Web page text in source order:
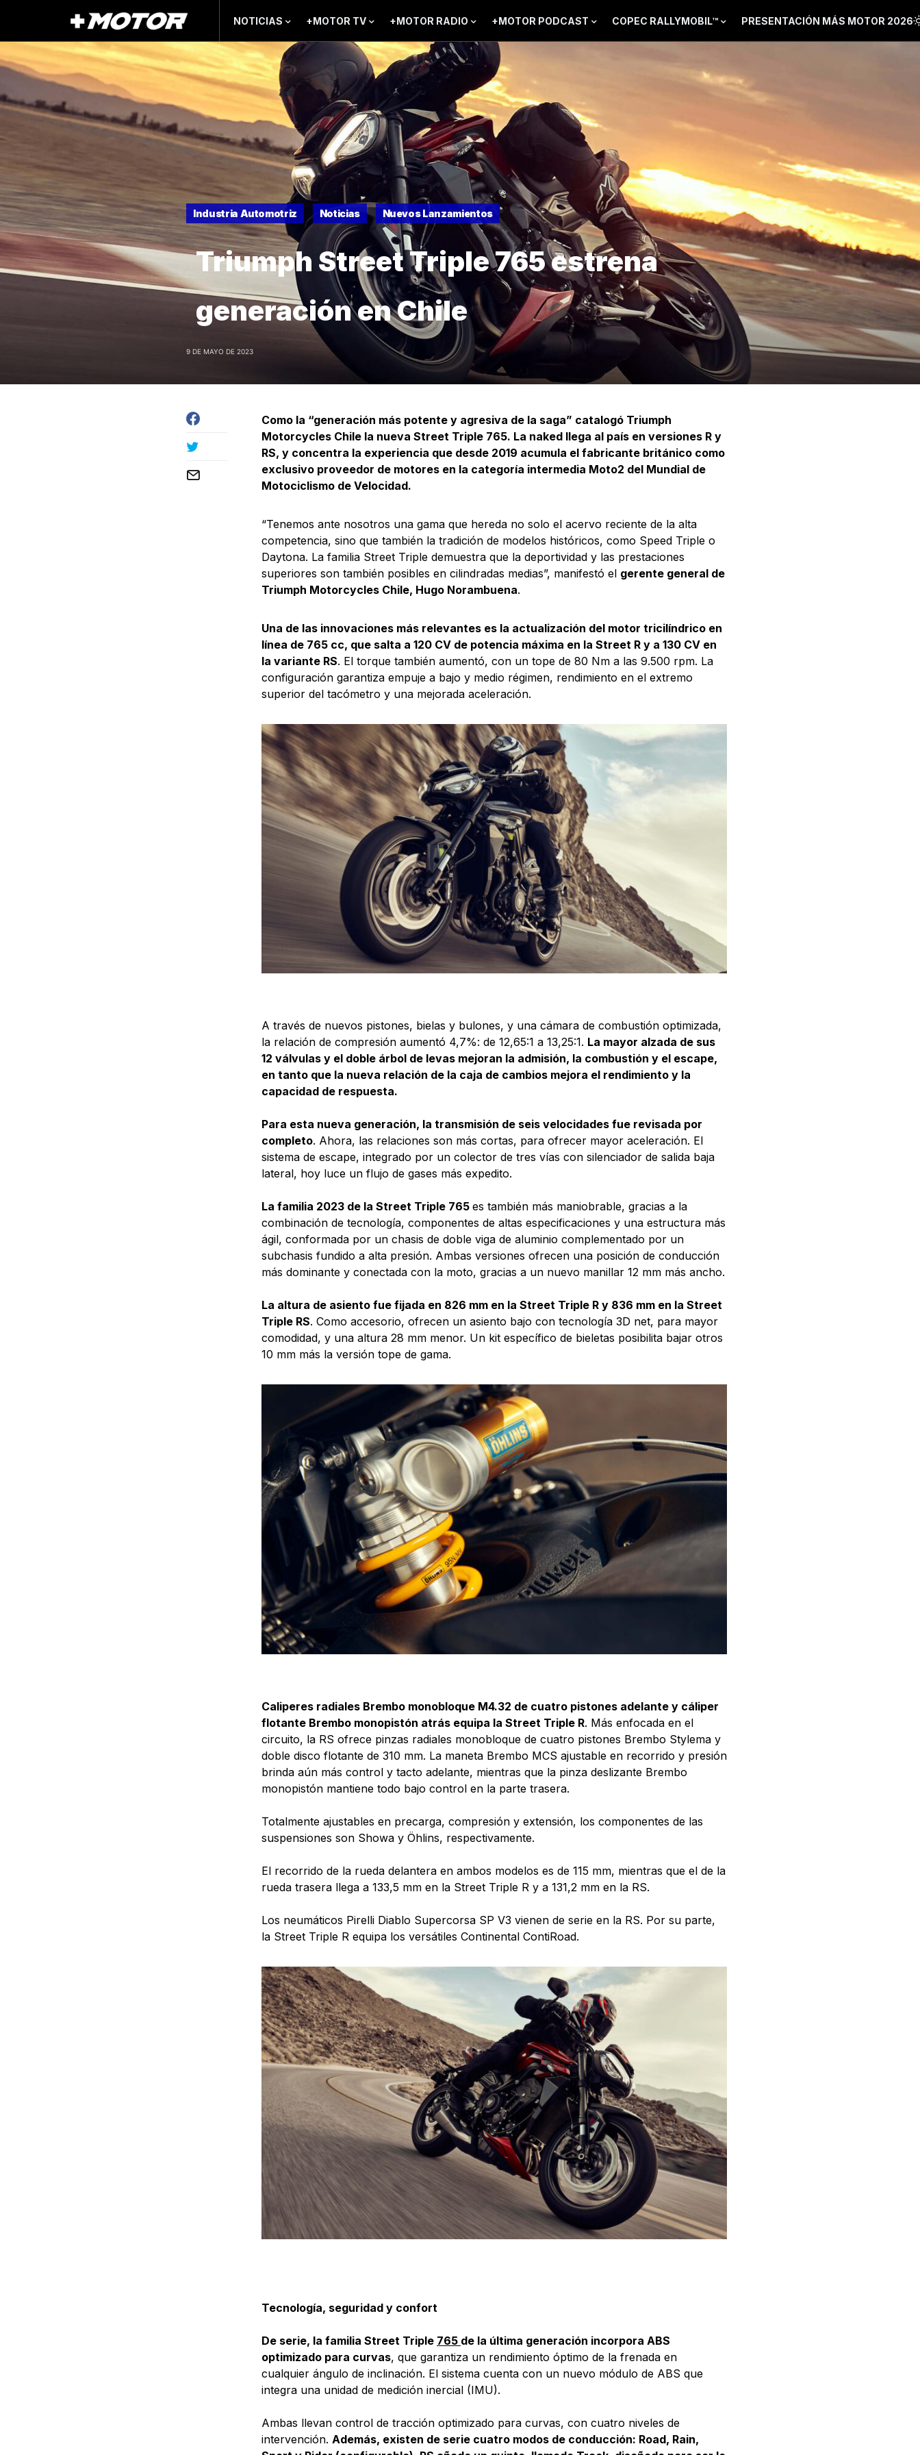
NOTICIAS +MOTOR TV +MOTOR RADIO +MOTOR PODCAST COPEC RALLYMOBIL™ PRESENTACIÓN MÁS MOTOR 2026
Industria Automotriz Noticias Nuevos Lanzamientos
Triumph Street Triple 765 estrena
generación en Chile
9 DE MAYO DE 2023
Como la “generación más potente y agresiva de la saga” catalogó Triumph
Motorcycles Chile la nueva Street Triple 765. La naked llega al país en versiones R y
RS, y concentra la experiencia que desde 2019 acumula el fabricante británico como
exclusivo proveedor de motores en la categoría intermedia Moto2 del Mundial de
Motociclismo de Velocidad.
“Tenemos ante nosotros una gama que hereda no solo el acervo reciente de la alta
competencia, sino que también la tradición de modelos históricos, como Speed Triple o
Daytona. La familia Street Triple demuestra que la deportividad y las prestaciones
superiores son también posibles en cilindradas medias”, manifestó el gerente general de
Triumph Motorcycles Chile, Hugo Norambuena.
Una de las innovaciones más relevantes es la actualización del motor tricilíndrico en
línea de 765 cc, que salta a 120 CV de potencia máxima en la Street R y a 130 CV en
la variante RS. El torque también aumentó, con un tope de 80 Nm a las 9.500 rpm. La
configuración garantiza empuje a bajo y medio régimen, rendimiento en el extremo
superior del tacómetro y una mejorada aceleración.
A través de nuevos pistones, bielas y bulones, y una cámara de combustión optimizada,
la relación de compresión aumentó 4,7%: de 12,65:1 a 13,25:1. La mayor alzada de sus
12 válvulas y el doble árbol de levas mejoran la admisión, la combustión y el escape,
en tanto que la nueva relación de la caja de cambios mejora el rendimiento y la
capacidad de respuesta.
Para esta nueva generación, la transmisión de seis velocidades fue revisada por
completo. Ahora, las relaciones son más cortas, para ofrecer mayor aceleración. El
sistema de escape, integrado por un colector de tres vías con silenciador de salida baja
lateral, hoy luce un flujo de gases más expedito.
La familia 2023 de la Street Triple 765 es también más maniobrable, gracias a la
combinación de tecnología, componentes de altas especificaciones y una estructura más
ágil, conformada por un chasis de doble viga de aluminio complementado por un
subchasis fundido a alta presión. Ambas versiones ofrecen una posición de conducción
más dominante y conectada con la moto, gracias a un nuevo manillar 12 mm más ancho.
La altura de asiento fue fijada en 826 mm en la Street Triple R y 836 mm en la Street
Triple RS. Como accesorio, ofrecen un asiento bajo con tecnología 3D net, para mayor
comodidad, y una altura 28 mm menor. Un kit específico de bieletas posibilita bajar otros
10 mm más la versión tope de gama.
Caliperes radiales Brembo monobloque M4.32 de cuatro pistones adelante y cáliper
flotante Brembo monopistón atrás equipa la Street Triple R. Más enfocada en el
circuito, la RS ofrece pinzas radiales monobloque de cuatro pistones Brembo Stylema y
doble disco flotante de 310 mm. La maneta Brembo MCS ajustable en recorrido y presión
brinda aún más control y tacto adelante, mientras que la pinza deslizante Brembo
monopistón mantiene todo bajo control en la parte trasera.
Totalmente ajustables en precarga, compresión y extensión, los componentes de las
suspensiones son Showa y Öhlins, respectivamente.
El recorrido de la rueda delantera en ambos modelos es de 115 mm, mientras que el de la
rueda trasera llega a 133,5 mm en la Street Triple R y a 131,2 mm en la RS.
Los neumáticos Pirelli Diablo Supercorsa SP V3 vienen de serie en la RS. Por su parte,
la Street Triple R equipa los versátiles Continental ContiRoad.
Tecnología, seguridad y confort
De serie, la familia Street Triple 765 de la última generación incorpora ABS
optimizado para curvas, que garantiza un rendimiento óptimo de la frenada en
cualquier ángulo de inclinación. El sistema cuenta con un nuevo módulo de ABS que
integra una unidad de medición inercial (IMU).
Ambas llevan control de tracción optimizado para curvas, con cuatro niveles de
intervención. Además, existen de serie cuatro modos de conducción: Road, Rain,